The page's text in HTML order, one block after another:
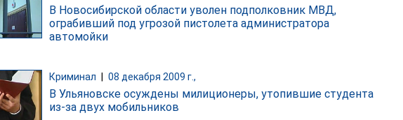
В Новосибирской области уволен подполковник МВД,
ограбивший под угрозой пистолета администратора
автомойки
Криминал | 08 декабря 2009 г.,
В Ульяновске осуждены милиционеры, утопившие студента
из-за двух мобильников